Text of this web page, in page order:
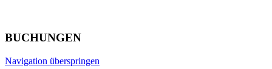
BUCHUNGEN
Navigation überspringen